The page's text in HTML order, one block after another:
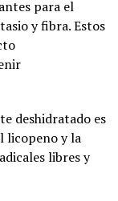
para el
y fibra. Estos
deshidratado es
licopeno y la
libres y